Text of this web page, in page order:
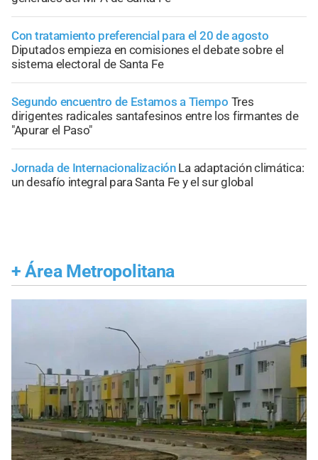
Con tratamiento preferencial para el 20 de agosto
Diputados empieza en comisiones el debate sobre el
sistema electoral de Santa Fe
Segundo encuentro de Estamos a Tiempo Tres
dirigentes radicales santafesinos entre los firmantes de
"Apurar el Paso"
Jornada de Internacionalización La adaptación climática:
un desafío integral para Santa Fe y el sur global
+ Área Metropolitana